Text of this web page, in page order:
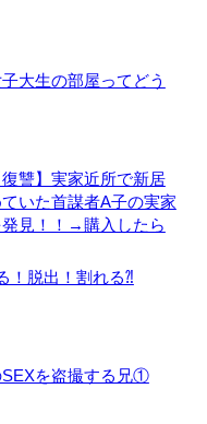
大生の部屋ってどう
復讐】実家近所で新居
いた首謀者A子の実家
見！！→購入したら
！脱出！割れる⁈
を盗撮する兄①